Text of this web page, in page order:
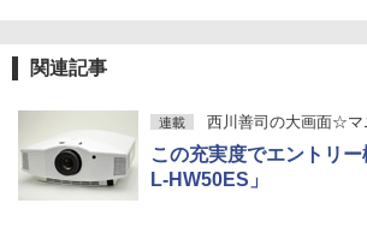
関連記事
連載 西川善司の大画面☆マ
この充実度でエントリ
L-HW50ES」